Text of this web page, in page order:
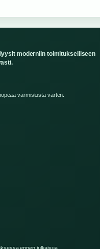
moderniin toimitukselliseen
varmistusta varten.